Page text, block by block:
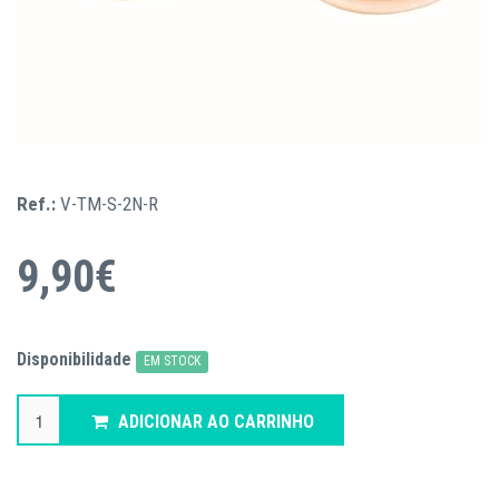
Ref.: V-TM-S-2N-R
9,90€
Disponibilidade EM STOCK
ADICIONAR AO CARRINHO